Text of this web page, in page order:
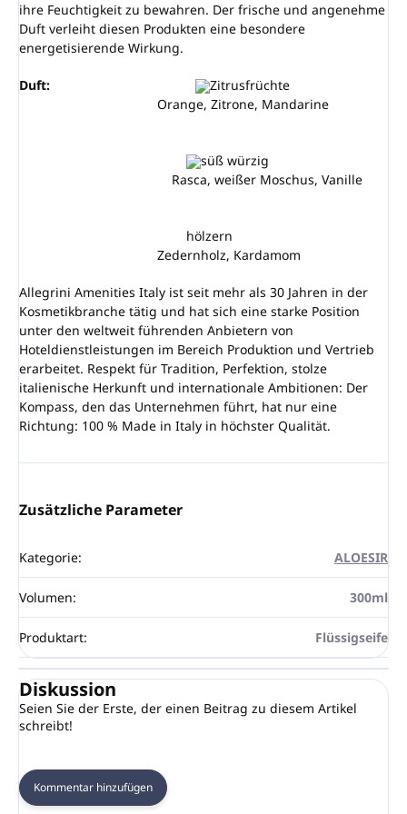
ihre Feuchtigkeit zu bewahren. Der frische und angenehme
Duft verleiht diesen Produkten eine besondere
energetisierende Wirkung.
Duft:
Zitrusfrüchte
Orange, Zitrone, Mandarine
süß würzig
Rasca, weißer Moschus, Vanille
hölzern
Zedernholz, Kardamom
Allegrini Amenities Italy ist seit mehr als 30 Jahren in der
Kosmetikbranche tätig und hat sich eine starke Position
unter den weltweit führenden Anbietern von
Hoteldienstleistungen im Bereich Produktion und Vertrieb
erarbeitet. Respekt für Tradition, Perfektion, stolze
italienische Herkunft und internationale Ambitionen: Der
Kompass, den das Unternehmen führt, hat nur eine
Richtung: 100 % Made in Italy in höchster Qualität.
Zusätzliche Parameter
Kategorie: ALOESIR
Volumen: 300ml
Produktart: Flüssigseife
Diskussion
Seien Sie der Erste, der einen Beitrag zu diesem Artikel
schreibt!
Kommentar hinzufügen